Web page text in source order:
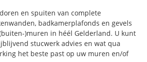
en spuiten van complete
badkamerplafonds en gevels
)muren in héél Gelderland. U kunt
stucwerk advies en wat qua
het beste past op uw muren en/of